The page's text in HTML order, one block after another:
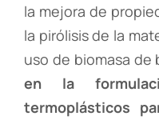
la mejora de
la pirólisis de la
uso de biomasa de
en la
termoplásticos